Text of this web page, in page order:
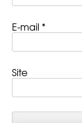
E-mail *
Site